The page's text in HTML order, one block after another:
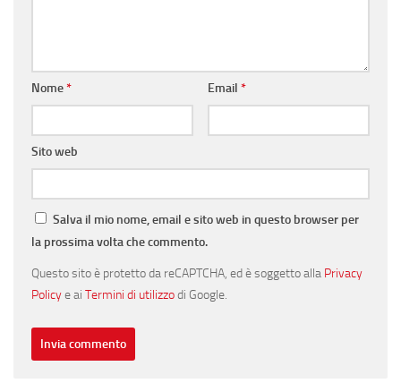
Nome* Email *
Sito web
Salva il mio nome, email e sito web in questo browser per
la prossima volta che commento.
Questo sito è protetto da reCAPTCHA, ed è soggetto alla Privacy
Policye ai Termini di utilizzodi Google.